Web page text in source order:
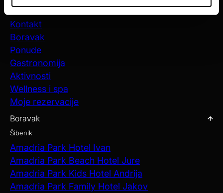
Hotel Jakov
Kontakt
Boravak
Ponude
Gastronomija
Aktivnosti
Wellness i spa
Moje rezervacije
Boravak
Šibenik
Amadria Park Hotel Ivan
Amadria Park Beach Hotel Jure
Amadria Park Kids Hotel Andrija
Amadria Park Family Hotel Jakov